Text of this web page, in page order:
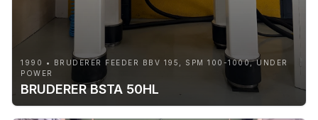
1990 • BRUDERER FEEDER BBV 195, SPM 100-1000, UNDER
POWER
BRUDERER BSTA 50HL